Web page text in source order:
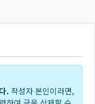
. 작성자 본인이라면,